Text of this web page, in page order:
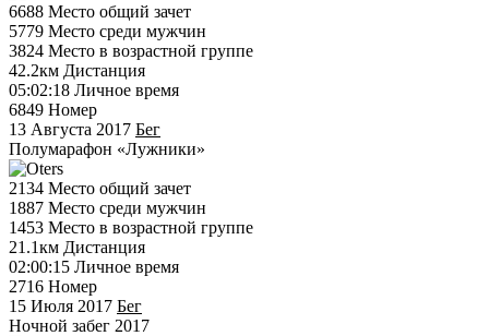
6688 Место общий зачет
5779 Место среди мужчин
3824 Место в возрастной группе
42.2км Дистанция
05:02:18 Личное время
6849 Номер
13 Августа 2017 Бег
Полумарафон «Лужники»
2134 Место общий зачет
1887 Место среди мужчин
1453 Место в возрастной группе
21.1км Дистанция
02:00:15 Личное время
2716 Номер
15 Июля 2017 Бег
Ночной забег 2017